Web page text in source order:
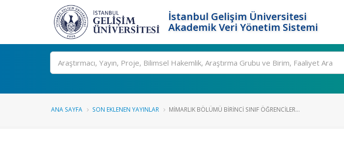
İstanbul Gelişim Üniversitesi
Akademik Veri Yönetim Sistemi
Ara
ANA SAYFA SON EKLENEN YAYINLAR MIMARLIK BÖLÜMÜ BIRINCI SINIF ÖĞRENCILER...